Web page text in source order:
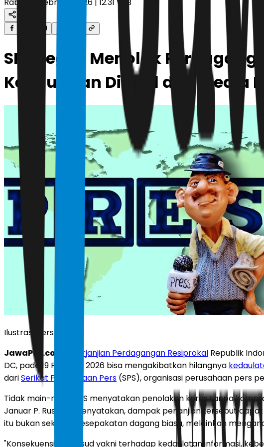
Rabu, 25 Februari 2026 | 12.31 WIB
SPS Tegas Menolak
Kedaulatan Digital dan Media
Ilustrasi pers
JawaPos.com
Perjanjian Perdagangan Resiprokal Republik
DC, pada 19 Februari 2026 bisa mengakibatkan hilangnya
dariSerikat Perusahaan Pers (SPS), organisasi perusahaan pers
Tidak main-main, SPS menyatakan penolakan keras tanpa
Januar P. Ruswita menyatakan, dampak perjanjian tersebut
itu bukan sekadar kesepakatan dagang biasa, melainkan
"Konsekuensi dimaksud yakni terhadap kedaulatan informasi,